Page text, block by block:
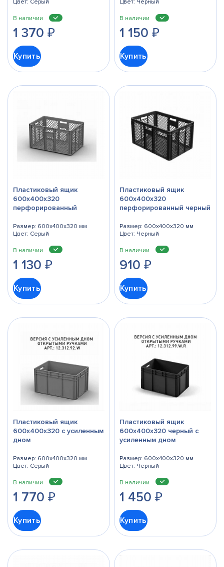
Цвет: Серый
В наличии
1 370₽
Купить
Цвет: Черный
В наличии
1 150 ₽
Купить
Пластиковый ящик
600х400х320
перфорированный
Размер: 600x400x320 мм
Цвет: Серый
В наличии
1 130₽
Купить
Пластиковый ящик
600х400х320
перфорированный черный
Размер: 600x400x320 мм
Цвет: Черный
В наличии
910 ₽
Купить
Пластиковый ящик
600х400х320 с усиленным
дном
Размер: 600x400x320 мм
Цвет: Серый
В наличии
1 770₽
Купить
Пластиковый ящик
600х400х320 черный с
усиленным дном
Размер: 600x400x320 мм
Цвет: Черный
В наличии
1 450 ₽
Купить